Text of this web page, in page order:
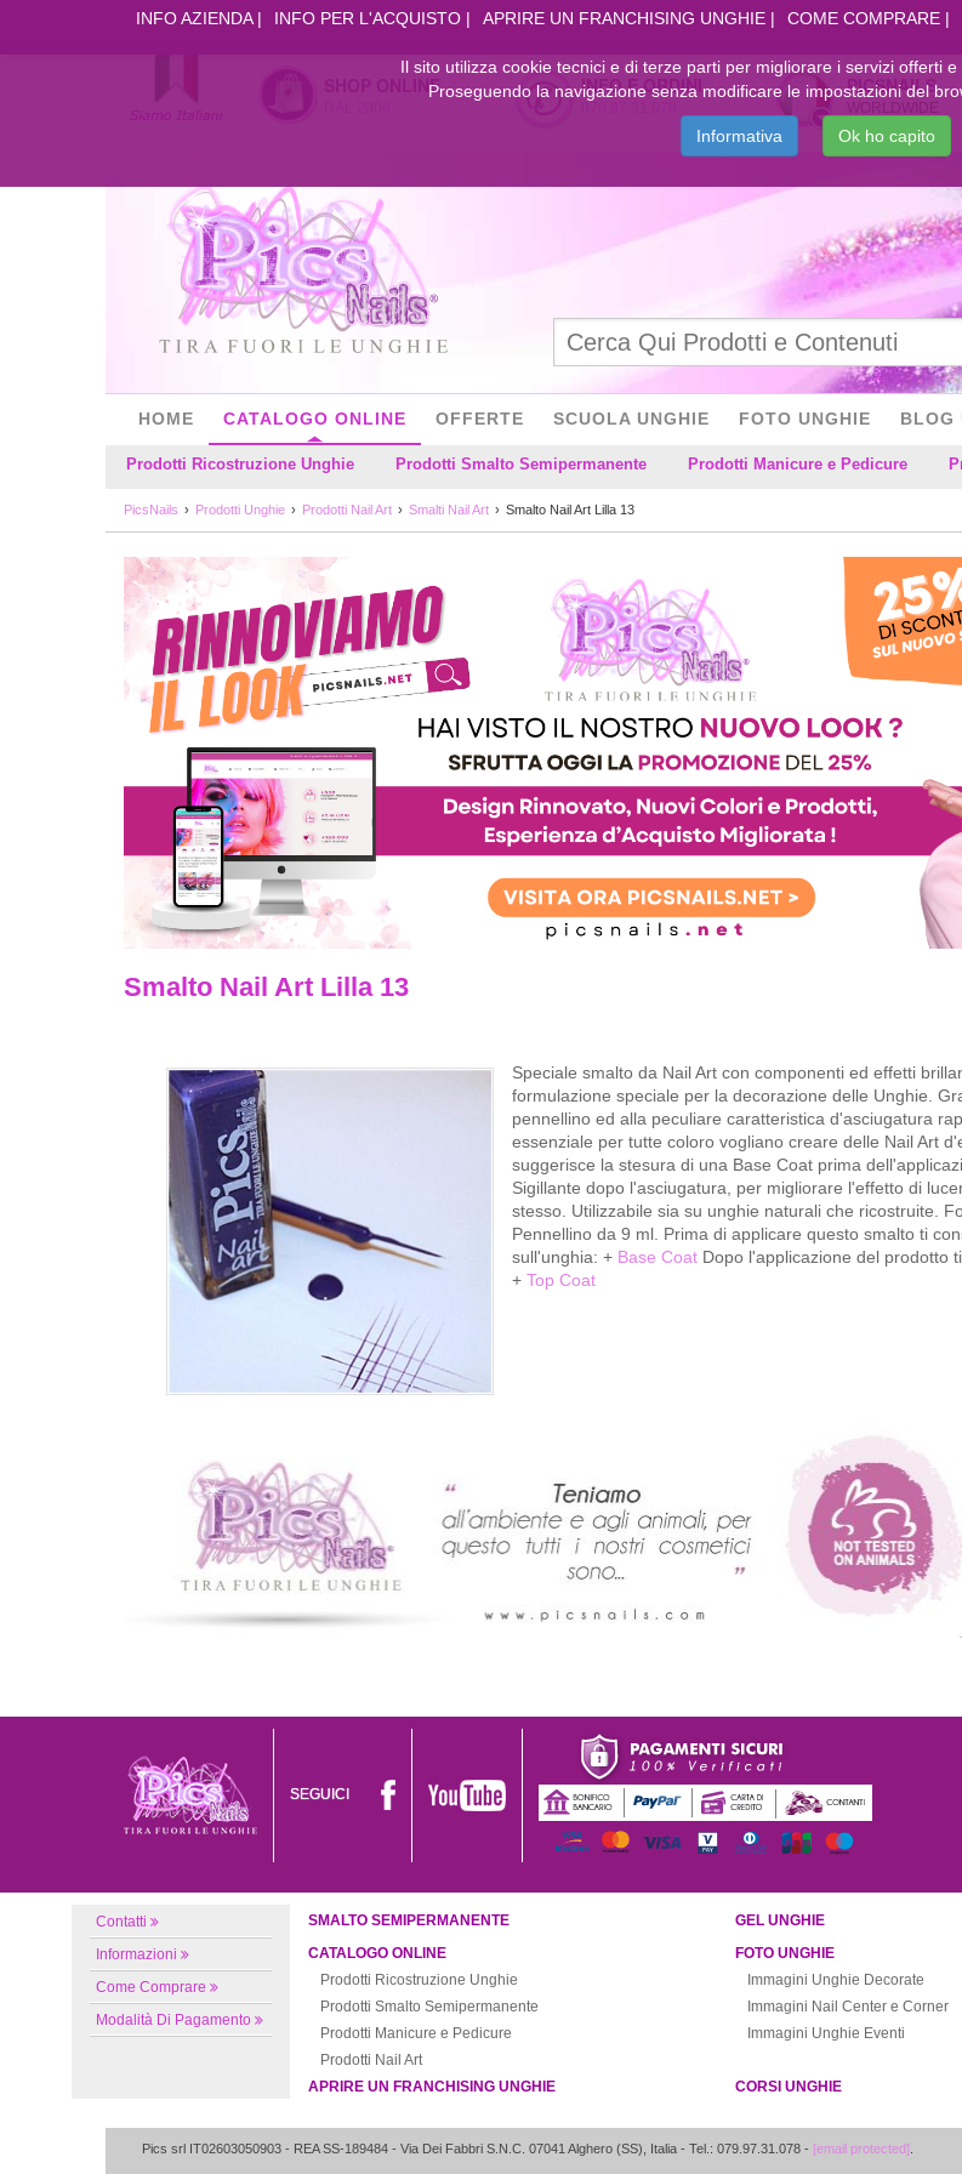
INFO AZIENDA INFO PER L'ACQUISTO APRIRE UN FRANCHISING UNGHIE COME COMPRARE
SHOP ONLINE INFO E ORDINI PICSNAILS
HOME CATALOGO ONLINE
Prodotti Ricostruzione Unghie Prodotti Smalto Semipermanente Prodotti Manicure e Pedicure
OFFERTE SCUOLA UNGHIE FOTO UNGHIE BLOG
PicsNails Prodotti Unghie Prodotti Nail Art Smalti Nail Art Smalto Nail Art Lilla 13
Smalto Nail Art Lilla 13
Speciale smalto da Nail Art con componenti ed effetti
formulazione speciale per la decorazione delle Unghie.
pennellino ed alla peculiare caratteristica d'asciugatura
essenziale per tutte coloro vogliano creare delle Nail Art
suggerisce la stesura di una Base Coat prima
Sigillante dopo l'asciugatura, per migliorare l'effetto di
stesso. Utilizzabile sia su unghie naturali che ricostruite.
Pennellino da 9 ml. Prima di applicare questo smalto ti
sull'unghia: + Base Coat Dopo l'applicazione del prodotto
+ Top Coat
SEGUICI
Contatti
Informazioni
Come Comprare
Modalità Di Pagamento
SMALTO SEMIPERMANENTE GEL UNGHIE
CATALOGO ONLINE
Prodotti Ricostruzione Unghie
Prodotti Smalto Semipermanente
Prodotti Manicure e Pedicure
Prodotti Nail Art
FOTO UNGHIE
Immagini Unghie Decorate
Immagini Nail Center e Corner
Immagini Unghie Eventi
APRIRE UN FRANCHISING UNGHIE
CORSI UNGHIE
Pics srl IT02603050903 - REA SS-189484 - Via Dei Fabbri S.N.C. 07041 Alghero (SS), Italia - Tel.: 079.97.31.078 - [email protected]
Il sito utilizza cookie tecnici e di terze parti per migliorare i servizi offerti
Proseguendo la navigazione senza modificare le impostazioni del
Informativa Ok ho capito